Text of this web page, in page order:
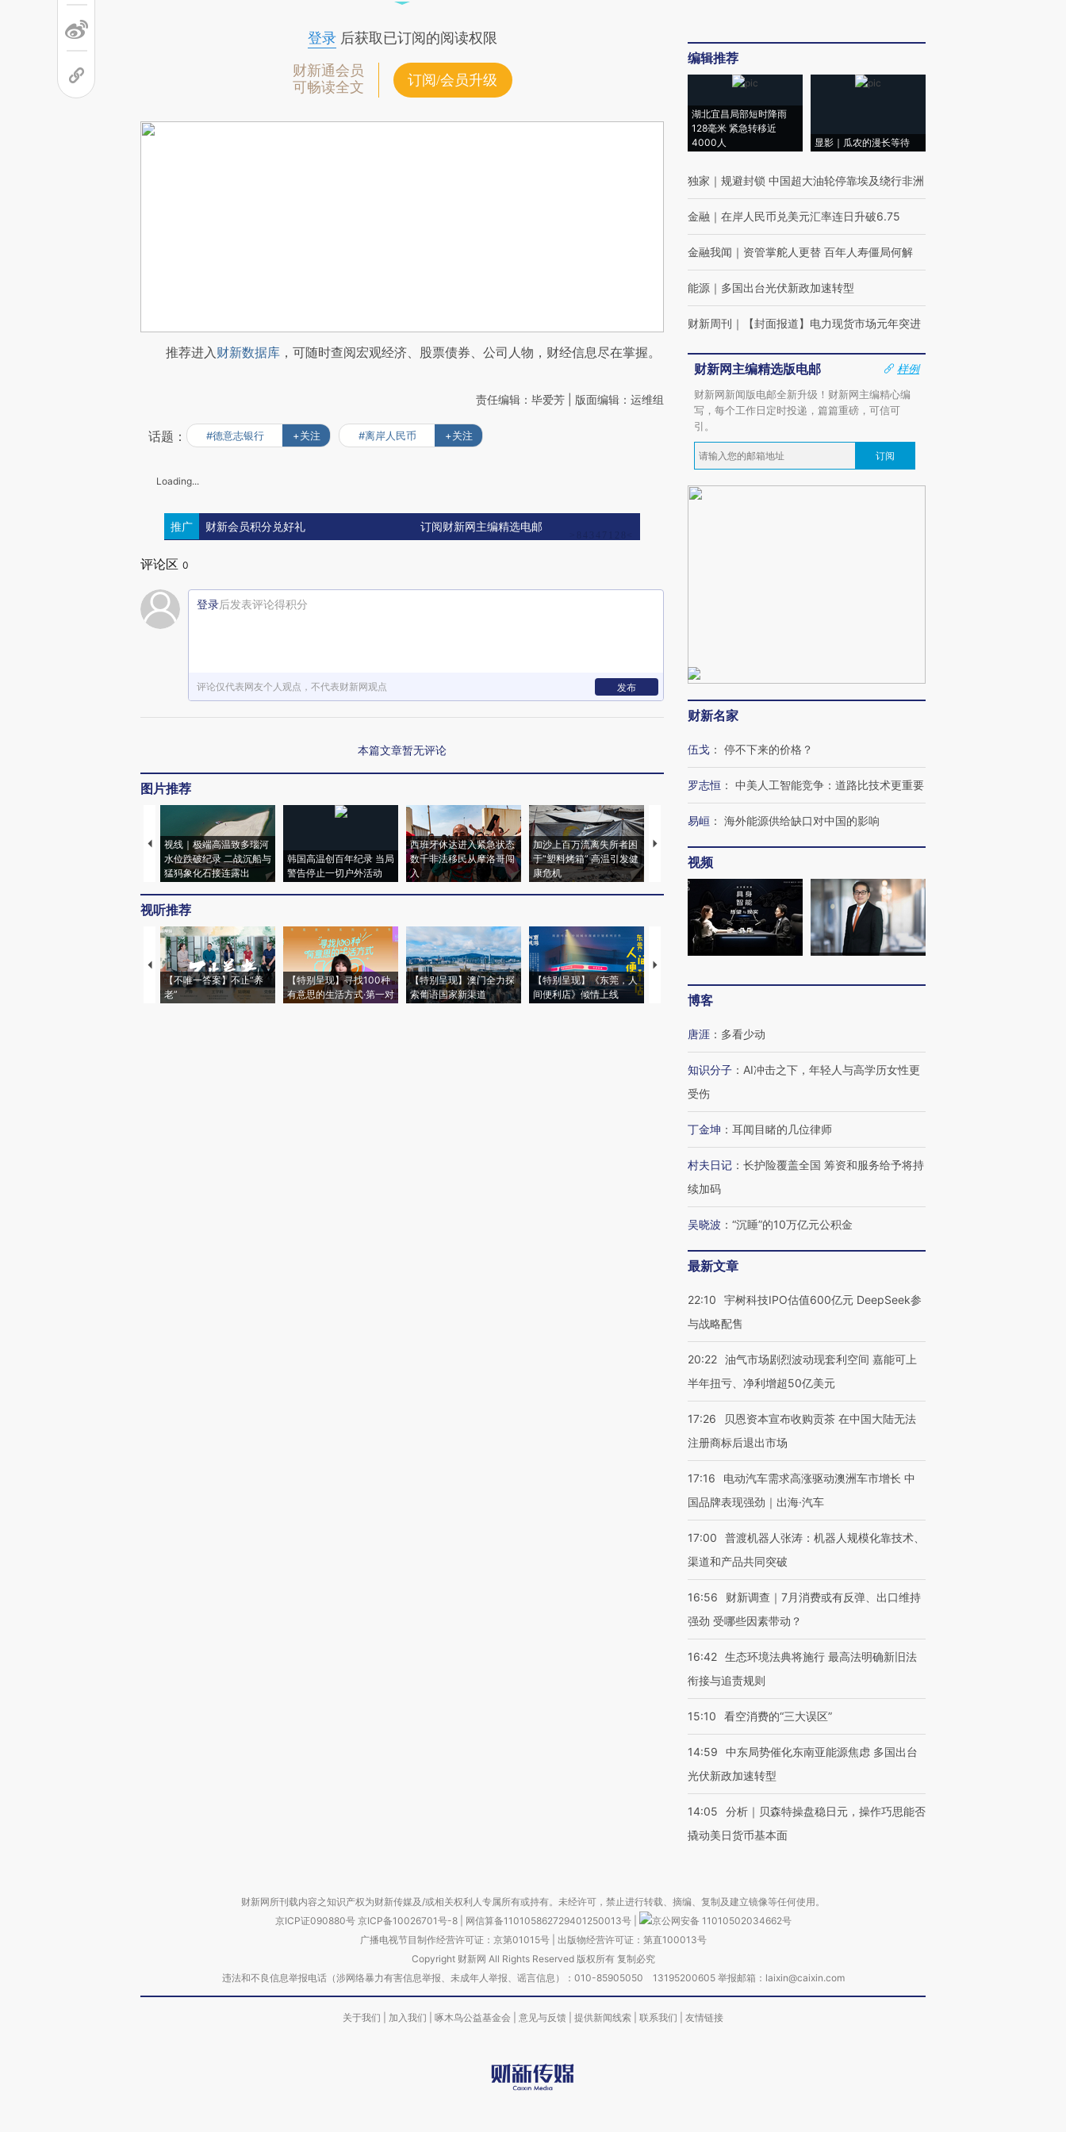
登录后获取已订阅的阅读权限
财新通会员
可畅读全文
订阅/会员升级
推荐进入财新数据库 ，可随时查阅宏观经济、股票债券、公司人物，财经信息尽在掌握。
责任编辑：毕爱芳 | 版面编辑：运维组
话题： #德意志银行 +关注 #离岸人民币 +关注
Loading...
推广 财新会员积分兑好礼 订阅财新网主编精选电邮
评论区 0
登录后发表评论得积分
评论仅代表网友个人观点，不代表财新网观点 发布
本篇文章暂无评论
图片推荐
视线｜极端高温致多瑙河
水位跌破纪录 二战沉船与
猛犸象化石接连露出
韩国高温创百年纪录 当局
警告停止一切户外活动
西班牙休达进入紧急状态
数千非法移民从摩洛哥闯
入
加沙上百万流离失所者困
于“塑料烤箱” 高温引发健
康危机
视线｜HYROX的吸金
术：是什么让中产们甘
心“花钱找虐”？
马航飞行员跨国走私7万
视线｜被称为“蟑螂”的印
视听推荐
【不唯一答案】不止“养
老”
【特别呈现】寻找100种
有意思的生活方式·第一对
【特别呈现】澳门全力探
索葡语国家新渠道
【特别呈现】《东莞，人
间便利店》倾情上线
【推广】走进第四届链博
编辑推荐
湖北宜昌局部短时降雨
128毫米 紧急转移近
4000人
显影｜瓜农的漫长等待
独家 ｜ 规避封锁 中国超大油轮停靠埃及绕行非洲
金融 ｜ 在岸人民币兑美元汇率连日升破6.75
金融我闻 ｜ 资管掌舵人更替 百年人寿僵局何解
能源 ｜ 多国出台光伏新政加速转型
财新周刊 ｜ 【封面报道】电力现货市场元年突进
财新网主编精选版电邮
样例
财新网新闻版电邮全新升级！财新网主编精心编
写，每个工作日定时投递，篇篇重磅，可信可
引。
订阅
财新名家
伍戈 ： 停不下来的价格？
罗志恒 ： 中美人工智能竞争：道路比技术更重要
易峘 ： 海外能源供给缺口对中国的影响
视频
博客
唐涯 ： 多看少动
知识分子 ： AI冲击之下，年轻人与高学历女性更
受伤
丁金坤 ： 耳闻目睹的几位律师
村夫日记 ： 长护险覆盖全国 筹资和服务给予将持
续加码
吴晓波 ： “沉睡”的10万亿元公积金
最新文章
22:10
宇树科技IPO估值600亿元 DeepSeek参
与战略配售
20:22 油气市场剧烈波动现套利空间 嘉能可上
半年扭亏、净利增超50亿美元
17:26
贝恩资本宣布收购贡茶 在中国大陆无法
注册商标后退出市场
17:16
电动汽车需求高涨驱动澳洲车市增长 中
国品牌表现强劲｜出海·汽车
17:00
普渡机器人张涛：机器人规模化靠技术、
渠道和产品共同突破
16:56
财新调查｜7月消费或有反弹、出口维持
强劲 受哪些因素带动？
16:42 生态环境法典将施行 最高法明确新旧法
衔接与追责规则
15:10 看空消费的“三大误区”
14:59
中东局势催化东南亚能源焦虑 多国出台
光伏新政加速转型
14:05
分析｜贝森特操盘稳日元，操作巧思能否
撬动美日货币基本面
财新网所刊载内容之知识产权为财新传媒及/或相关权利人专属所有或持有。未经许可，禁止进行转载、摘编、复制及建立镜像等任何使用。
京ICP证090880号 京ICP备10026701号-8 网信算备110105862729401250013号
京公网安备 11010502034662号
广播电视节目制作经营许可证：京第01015号| 出版物经营许可证：第直100013号
Copyright 财新网 All Rights Reserved 版权所有 复制必究
违法和不良信息举报电话（涉网络暴力有害信息举报、未成年人举报、谣言信息）：010-85905050 13195200605 举报邮箱：laixin@caixin.com
关于我们 加入我们 啄木鸟公益基金会 意见与反馈 提供新闻线索 联系我们 友情链接